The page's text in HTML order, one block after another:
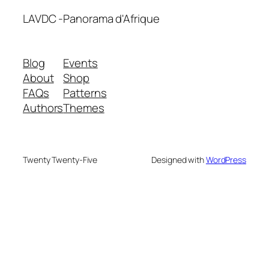
LAVDC -Panorama d'Afrique
Blog
About
FAQs
Authors
Events
Shop
Patterns
Themes
Twenty Twenty-Five Designed withWordPress